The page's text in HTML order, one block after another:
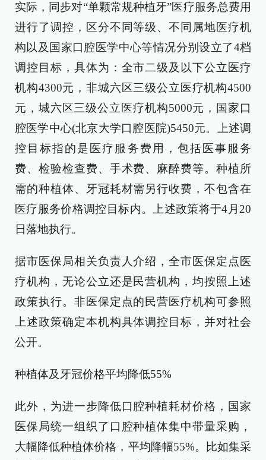
实际，同步对“单颗常规种植牙”医疗服务总费用
进行了调控，区分不同等级、不同属地医疗机
构以及国家口腔医学中心等情况分别设立了4档
调控目标，具体为：全市二级及以下公立医疗
机构4300元，非城六区三级公立医疗机构4500
元，城六区三级公立医疗机构5000元，国家口
腔医学中心(北京大学口腔医院)5450元。上述调
控目标指的是医疗服务费用，包括医事服务
费、检验检查费、手术费、麻醉费等。种植所
需的种植体、牙冠耗材需另行收费，不包含在
医疗服务价格调控目标内。上述政策将于4月20
日落地执行。
据市医保局相关负责人介绍，全市医保定点医
疗机构，无论公立还是民营机构，均按照上述
政策执行。非医保定点的民营医疗机构可参照
上述政策确定本机构具体调控目标，并对社会
公开。
种植体及牙冠价格平均降低55%
此外，为进一步降低口腔种植耗材价格，国家
医保局统一组织了口腔种植体集中带量采购，
大幅降低种植体价格，平均降幅55%。比如集采